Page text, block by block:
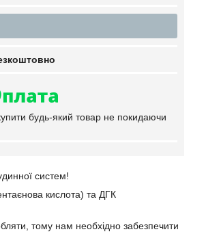
будь-який товар не покидаючи
систем!
кислота) та ДГК
тому нам необхідно забезпечити